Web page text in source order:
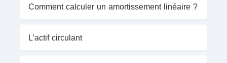
Comment calculer un amortissement linéaire ?
L’actif circulant